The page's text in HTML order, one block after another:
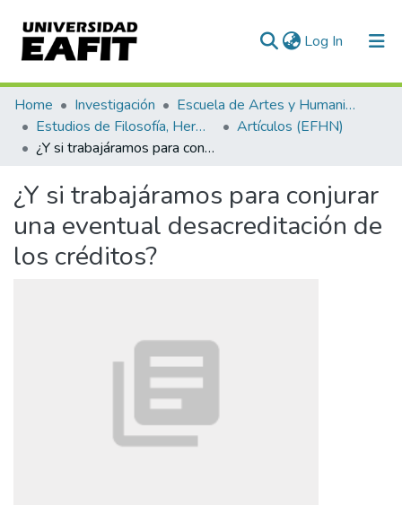
Log In (current)
Communities & Collections
All of DSpace
Home Investigación
Escuela de Artes y Humanidades
Estudios de Filosofía, Hermenéutica y Narrativas
Artículos (EFHN)
¿Y si trabajáramos para conjurar una eventual desacreditación de los créditos?
¿Y si trabajáramos para conjurar
una eventual desacreditación de
los créditos?